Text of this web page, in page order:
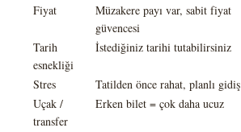
Fiyat
Müzakere payı var, sabit fiyat
güvencesi
Tarih
esnekliği
İstediğiniz tarihi tutabilirsiniz
Stres
Tatilden önce rahat, planlı gidiş
Uçak /
transfer
Erken bilet = çok daha ucuz